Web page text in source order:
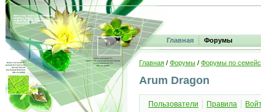
Главная Форумы
Главная / Форумы / Форумы по
Arum Dragon
Пользователи Правила